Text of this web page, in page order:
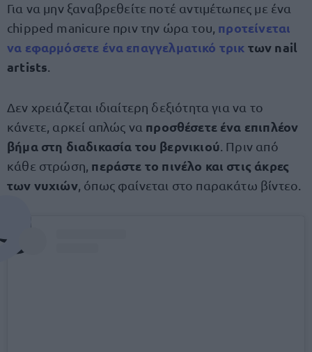
Για να μην ξαναβρεθείτε ποτέ αντιμέτωπες με ένα
chipped manicure πριν την ώρα του, προτείνεται
να εφαρμόσετε ένα επαγγελματικό τρικ των nail
artists
Δεν χρειάζεται ιδιαίτερη δεξιότητα για να το
κάνετε, αρκεί απλώς να προσθέσετε ένα επιπλέον
βήμα στη διαδικασία του βερνικιού . Πριν από
κάθε στρώση, περάστε το πινέλο και στις άκρες
των νυχιών, όπως φαίνεται στο παρακάτω βίντεο.